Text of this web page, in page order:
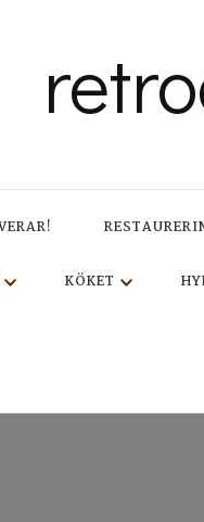
KÖKET